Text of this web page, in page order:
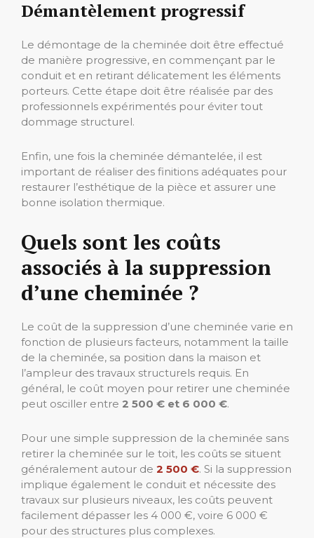
Démantèlement progressif
Le démontage de la cheminée doit être effectué
de manière progressive, en commençant par le
conduit et en retirant délicatement les éléments
porteurs. Cette étape doit être réalisée par des
professionnels expérimentés pour éviter tout
dommage structurel.
Enfin, une fois la cheminée démantelée, il est
important de réaliser des finitions adéquates pour
restaurer l’esthétique de la pièce et assurer une
bonne isolation thermique.
Quels sont les coûts
associés à la suppression
d’une cheminée ?
Le coût de la suppression d’une cheminée varie en
fonction de plusieurs facteurs, notamment la taille
de la cheminée, sa position dans la maison et
l’ampleur des travaux structurels requis. En
général, le coût moyen pour retirer une cheminée
peut osciller entre 2 500 € et 6 000 €.
Pour une simple suppression de la cheminée sans
retirer la cheminée sur le toit, les coûts se situent
généralement autour de 2 500 €. Si la suppression
implique également le conduit et nécessite des
travaux sur plusieurs niveaux, les coûts peuvent
facilement dépasser les 4 000 €, voire 6 000 €
pour des structures plus complexes.